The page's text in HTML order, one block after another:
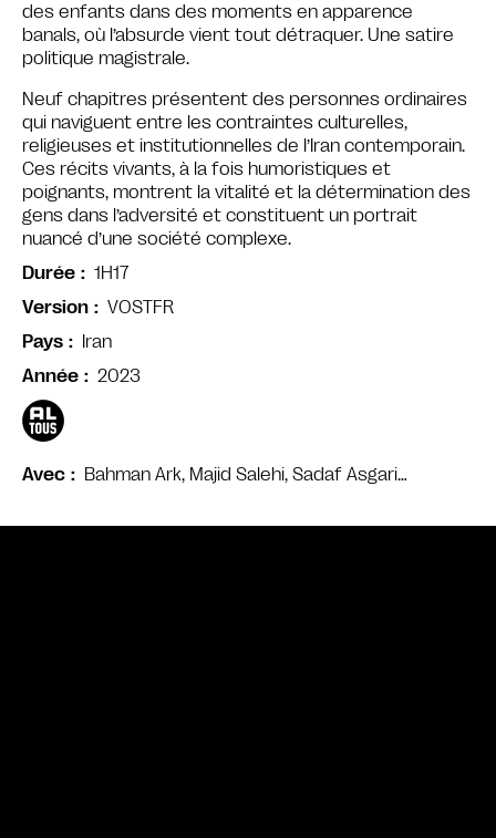
Avec Bahman Ark, Majid Salehi, Sadaf Asgari…
des enfants dans des moments en apparence
banals, où l’absurde vient tout détraquer. Une satire
politique magistrale.
Neuf chapitres présentent des personnes ordinaires
qui naviguent entre les contraintes culturelles,
religieuses et institutionnelles de l’Iran contemporain.
Ces récits vivants, à la fois humoristiques et
poignants, montrent la vitalité et la détermination des
gens dans l’adversité et constituent un portrait
nuancé d’une société complexe.
Durée
1H17
Version
VOSTFR
Pays
Iran
Année
2023